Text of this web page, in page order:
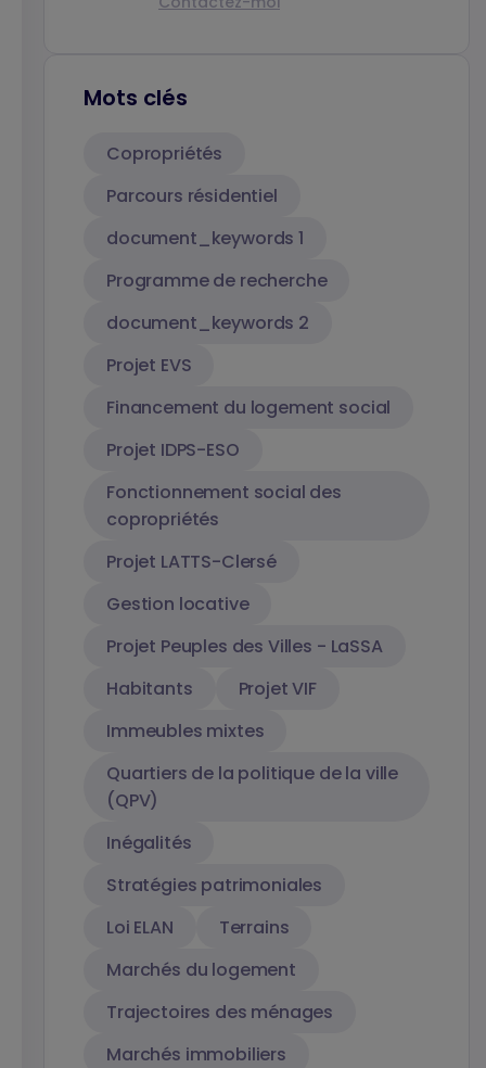
Mots clés
Copropriétés
Parcours résidentiel
document_keywords 1
Programme de recherche
document_keywords 2
Projet EVS
Financement du logement social
Projet IDPS-ESO
Fonctionnement social des
copropriétés
Projet LATTS-Clersé
Gestion locative
Projet Peuples des Villes - LaSSA
Habitants
Projet VIF
Immeubles mixtes
Quartiers de la politique de la ville
(QPV)
Inégalités
Stratégies patrimoniales
Loi ELAN
Terrains
Marchés du logement
Trajectoires des ménages
Marchés immobiliers